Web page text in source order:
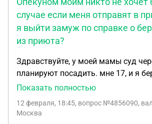
случае если меня отправят в
я выйти замуж по справке о
из приюта?
Здравствуйте, у моей мамы суд
планируют посадить. мне 17, и я беременна, мы с
молодым человеком планировали
документы для ЗАГСа в Китае, это
Показать полностью
12 февраля, 18:45, вопрос №4856090,
Москва